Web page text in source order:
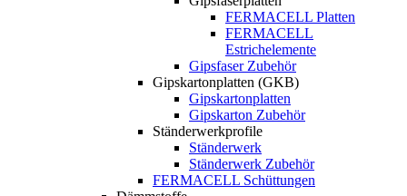
FERMACELL Platten
FERMACELL
Estrichelemente
Gipsfaser Zubehör
Gipskartonplatten (GKB)
Gipskartonplatten
Gipskarton Zubehör
Ständerwerkprofile
Ständerwerk
Ständerwerk Zubehör
FERMACELL Schüttungen